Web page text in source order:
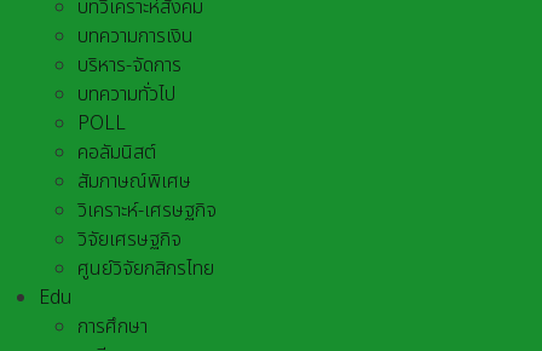
บทวิเคราะห์สังคม
บทความการเงิน
บริหาร-จัดการ
บทความทั่วไป
POLL
คอลัมนิสต์
สัมภาษณ์พิเศษ
วิเคราะห์-เศรษฐกิจ
วิจัยเศรษฐกิจ
ศูนย์วิจัยกสิกรไทย
Edu
การศึกษา